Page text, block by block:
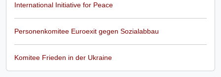
International Initiative for Peace
Personenkomitee Euroexit gegen Sozialabbau
Komitee Frieden in der Ukraine